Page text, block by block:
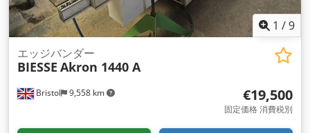
1 /9
Bristol 9,558 km
エッジバンダー
BIESSE Akron 1440 A
€19,500
固定価格 消費税別